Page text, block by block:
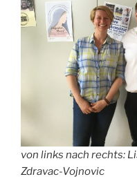
von links nach rechts:
Zdravac-Vojnovic